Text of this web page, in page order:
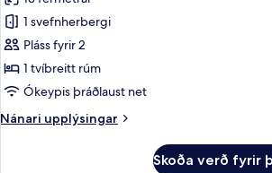
myndir
fyrir
Standard-
herbergi
með
rúmi
1 svefnherbergi
Pláss fyrir 2
1 tvíbreitt rúm
Ókeypis þráðlaust net
Nánari upplýsingar
Nánari
Skoða verð fyrir